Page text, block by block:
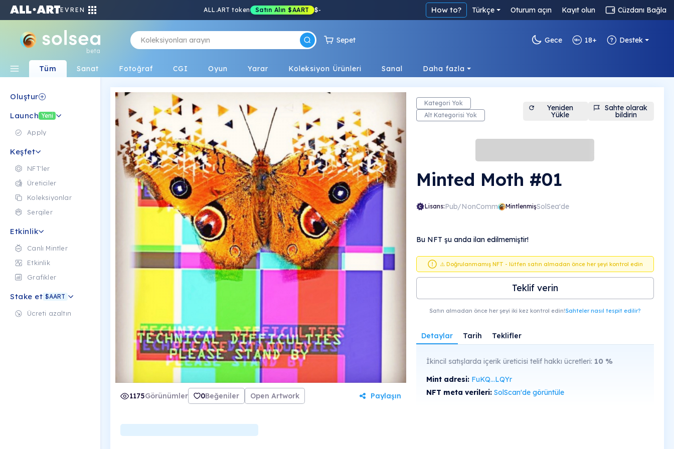
EVREN ALL.ART token Satın Alın $AART $- How to? Türkçe Oturum açın Kayıt olun Cüzdanı Bağla
beta
Sepet Gece 18+ Destek
Tüm Sanat Fotoğraf CGI Oyun Yarar Koleksiyon Ürünleri Sanal Daha fazla
Oluştur
Launch Yeni
Apply
Keşfet
NFT'ler
Üreticiler
Koleksiyonlar
Sergiler
Etkinlik
Canlı Mintler
Etkinlik
Grafikler
Stake et $AART
Ücreti azaltın
1175Görünümler 0Beğeniler Open Artwork Paylaşın
Kategori Yok
Alt Kategorisi Yok
Yeniden
Yükle
Sahte olarak
bildirin
Minted Moth #01
Lisans:Pub/NonComm MintlenmişSolSea'de
Bu NFT şu anda ilan edilmemiştir!
⚠️ Doğrulanmamış NFT - lütfen satın almadan önce her şeyi kontrol edin
Teklif verin
Satın almadan önce her şeyi iki kez kontrol edin!Sahteler nasıl tespit edilir?
Detaylar Tarih Teklifler
İkincil satışlarda içerik üreticisi telif hakkı ücretleri: 10%
Mint adresi: FuKQ...LQYr
NFT meta verileri: SolScan'de görüntüle